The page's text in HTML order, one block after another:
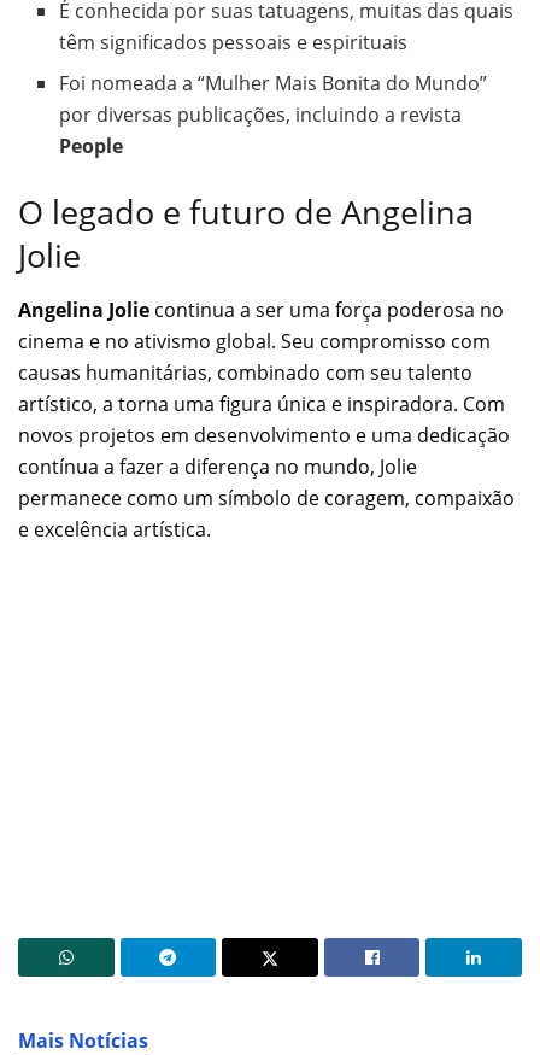
É conhecida por suas tatuagens, muitas das quais
têm significados pessoais e espirituais
Foi nomeada a “Mulher Mais Bonita do Mundo”
por diversas publicações, incluindo a revista
People
O legado e futuro de Angelina
Jolie
Angelina Jolie continua a ser uma força poderosa no
cinema e no ativismo global. Seu compromisso com
causas humanitárias, combinado com seu talento
artístico, a torna uma figura única e inspiradora. Com
novos projetos em desenvolvimento e uma dedicação
contínua a fazer a diferença no mundo, Jolie
permanece como um símbolo de coragem, compaixão
e excelência artística.
Mais Notícias